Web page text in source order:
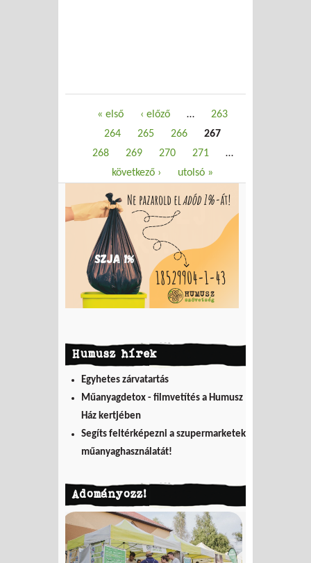
Oldalak« első ‹ előző …
263
264
265 266
267
268
269 270 271
…
következő ›
utolsó »
Humusz hírek
Egyhetes zárvatartás
Műanyagdetox - filmvetítés a Humusz
Ház kertjében
Segíts feltérképezni a szupermarketek
műanyaghasználatát!
Adományozz!